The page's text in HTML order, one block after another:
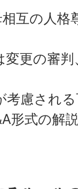
互の人格
更の審判
慮される
式の解説